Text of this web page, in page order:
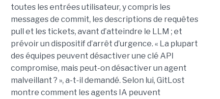
toutes les entrées utilisateur, y compris les
messages de commit, les descriptions de requêtes
pull et les tickets, avant d’atteindre le LLM ; et
prévoir un dispositif d’arrêt d’urgence. « La plupart
des équipes peuvent désactiver une clé API
compromise, mais peut-on désactiver un agent
malveillant ? », a-t-il demandé. Selon lui, GitLost
montre comment les agents IA peuvent